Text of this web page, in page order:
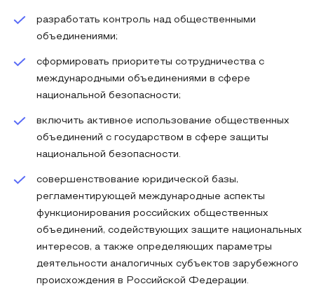
разработать контроль над общественными
объединениями;
сформировать приоритеты сотрудничества с
международными объединениями в сфере
национальной безопасности;
включить активное использование общественных
объединений с государством в сфере защиты
национальной безопасности.
совершенствование юридической базы,
регламентирующей международные аспекты
функционирования российских общественных
объединений, содействующих защите национальных
интересов, а также определяющих параметры
деятельности аналогичных субъектов зарубежного
происхождения в Российской Федерации.